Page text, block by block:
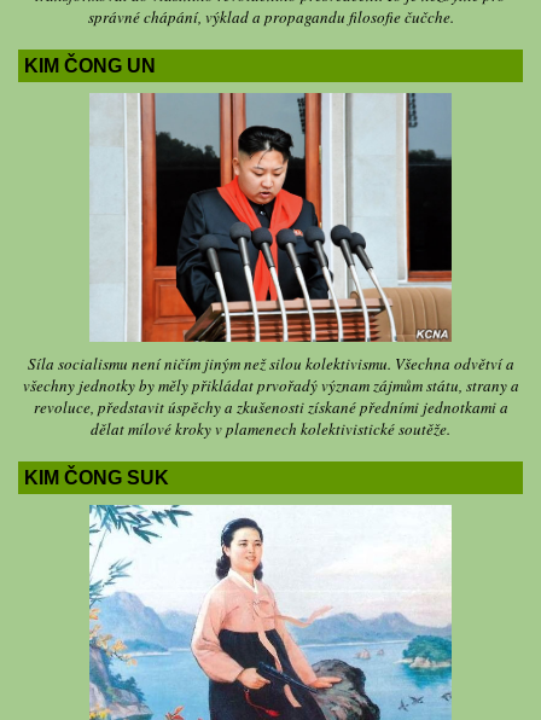
správné chápání, výklad a propagandu filosofie čučche.
KIM ČONG UN
Síla socialismu není ničím jiným než silou kolektivismu. Všechna odvětví a
všechny jednotky by měly přikládat prvořadý význam zájmům státu, strany a
revoluce, představit úspěchy a zkušenosti získané předními jednotkami a
dělat mílové kroky v plamenech kolektivistické soutěže.
KIM ČONG SUK